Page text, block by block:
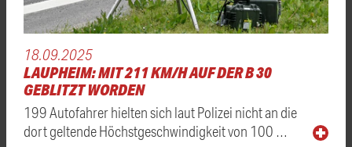
18.09.2025
LAUPHEIM: MIT 211 KM/H AUF DER B 30
GEBLITZT WORDEN
199 Autofahrer hielten sich laut Polizei nicht an die
dort geltende Höchstgeschwindigkeit von 100 …